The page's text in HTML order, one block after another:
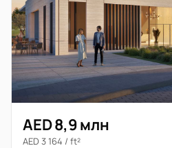
AED 8,9 млн
AED 3 164 / ft²